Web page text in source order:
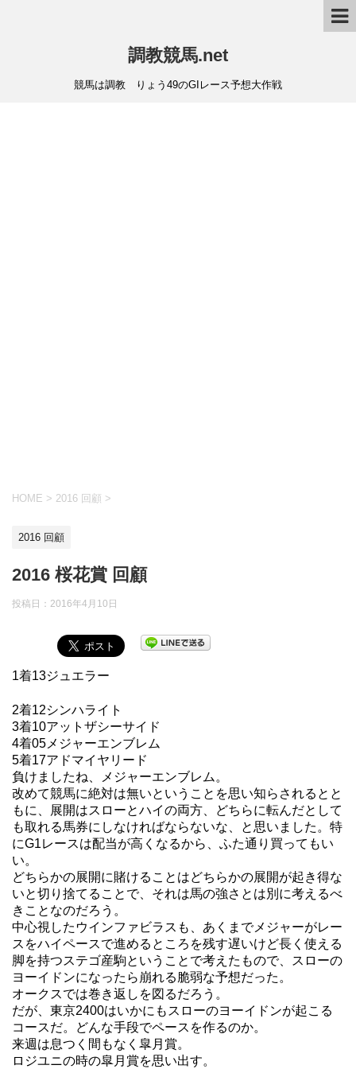
調教競馬.net
競馬は調教 りょう49のGIレース予想大作戦
HOME > 2016 回顧 >
2016 回顧
2016 桜花賞 回顧
投稿日： 2016年4月10日
1着13ジュエラー
2着12シンハライト
3着10アットザシーサイド
4着05メジャーエンブレム
5着17アドマイヤリード
負けましたね、メジャーエンブレム。
改めて競馬に絶対は無いということを思い知らされるとと
もに、展開はスローとハイの両方、どちらに転んだとして
も取れる馬券にしなければならないな、と思いました。特
にG1レースは配当が高くなるから、ふた通り買ってもい
い。
どちらかの展開に賭けることはどちらかの展開が起き得な
いと切り捨てることで、それは馬の強さとは別に考えるべ
きことなのだろう。
中心視したウインファビラスも、あくまでメジャーがレー
スをハイペースで進めるところを残す遅いけど長く使える
脚を持つステゴ産駒ということで考えたもので、スローの
ヨーイドンになったら崩れる脆弱な予想だった。
オークスでは巻き返しを図るだろう。
だが、東京2400はいかにもスローのヨーイドンが起こる
コースだ。どんな手段でペースを作るのか。
来週は息つく間もなく皐月賞。
ロジユニの時の皐月賞を思い出す。